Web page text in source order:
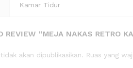
Kamar Tidur
REVIEW “MEJA NAKAS RETRO
akan dipublikasikan. Ruas yang